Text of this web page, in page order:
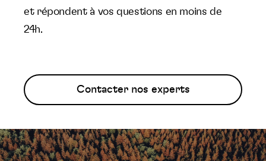
et répondent à vos questions en moins de
24h.
Contacter nos experts